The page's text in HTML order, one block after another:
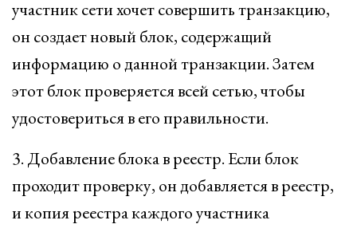
участник сети хочет совершить транзакцию,
он создает новый блок, содержащий
информацию о данной транзакции. Затем
этот блок проверяется всей сетью, чтобы
удостовериться в его правильности.
3. Добавление блока в реестр. Если блок
проходит проверку, он добавляется в реестр,
и копия реестра каждого участника